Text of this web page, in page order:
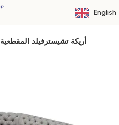
English
أريكة تشيسترفيلد المقطعية